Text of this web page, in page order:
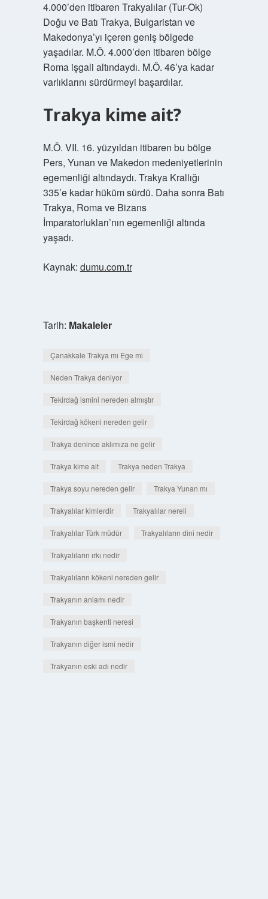
4.000’den itibaren Trakyalılar (Tur-Ok)
Doğu ve Batı Trakya, Bulgaristan ve
Makedonya’yı içeren geniş bölgede
yaşadılar. M.Ö. 4.000’den itibaren bölge
Roma işgali altındaydı. M.Ö. 46’ya kadar
varlıklarını sürdürmeyi başardılar.
Trakya kime ait?
M.Ö. VII. 16. yüzyıldan itibaren bu bölge
Pers, Yunan ve Makedon medeniyetlerinin
egemenliği altındaydı. Trakya Krallığı
335’e kadar hüküm sürdü. Daha sonra Batı
Trakya, Roma ve Bizans
İmparatorlukları’nın egemenliği altında
yaşadı.
Kaynak: dumu.com.tr
Tarih: Makaleler
Çanakkale Trakya mı Ege mi
Neden Trakya deniyor
Tekirdağ ismini nereden almıştır
Tekirdağ kökeni nereden gelir
Trakya denince aklımıza ne gelir
Trakya kime ait Trakya neden Trakya
Trakya soyu nereden gelir Trakya Yunan mı
Trakyalılar kimlerdir Trakyalılar nereli
Trakyalılar Türk müdür Trakyalıların dini nedir
Trakyalıların ırkı nedir
Trakyalıların kökeni nereden gelir
Trakyanın anlamı nedir
Trakyanın başkenti neresi
Trakyanın diğer ismi nedir
Trakyanın eski adı nedir